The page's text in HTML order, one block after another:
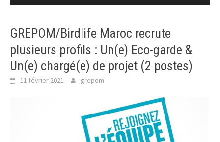
GREPOM/Birdlife Maroc recrute
plusieurs profils : Un(e) Eco-garde &
Un(e) chargé(e) de projet (2 postes)
11 février 2021 grepom